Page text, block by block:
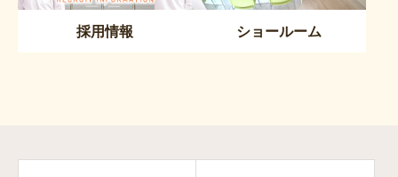
採用情報 ショールーム